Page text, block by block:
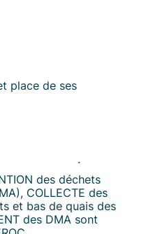
place de ses
.
des déchets
COLLECTE des
et bas de quais des
des DMA sont